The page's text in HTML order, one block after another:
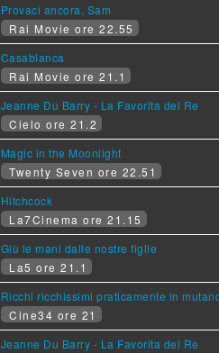
Provaci ancora, Sam
Rai Movie ore 22.55
Casablanca
Rai Movie ore 21.1
Jeanne Du Barry - La Favorita del Re
Cielo ore 21.2
Magic in the Moonlight
Twenty Seven ore 22.51
Hitchcock
La7Cinema ore 21.15
Giù le mani dalle nostre figlie
La5 ore 21.1
Ricchi ricchissimi praticamente in
Cine34 ore 21
Jeanne Du Barry - La Favorita del Re